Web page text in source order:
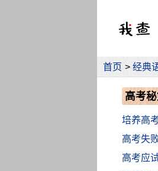
首页 > 经典
高考
培养高
高考失
高考应